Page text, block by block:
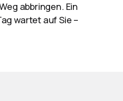
abbringen. Ein
wartet auf Sie –